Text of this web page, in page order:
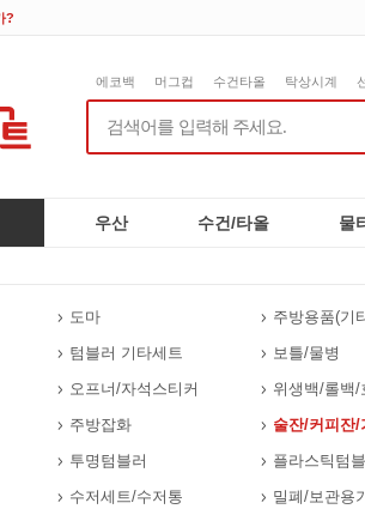
?
에코백 머그컵 수건타올 탁상시계
우산 수건/타올 물
도마
주방용품(기
텀블러 기타세트
보틀/물병
오프너/자석스티커
위생백/롤백/
주방잡화
술잔/커피잔/
투명텀블러
플라스틱텀
수저세트/수저통
밀폐/보관용